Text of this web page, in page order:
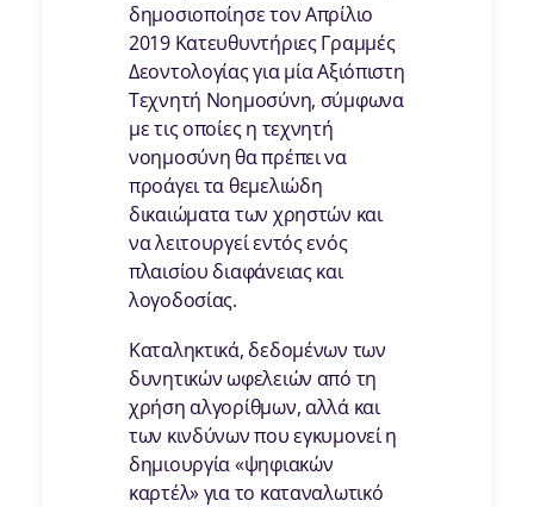
δημοσιοποίησε τον Απρίλιο
2019 Kατευθυντήριες Γραμμές
Δεοντολογίας για μία Αξιόπιστη
Τεχνητή Νοημοσύνη, σύμφωνα
με τις οποίες η τεχνητή
νοημοσύνη θα πρέπει να
προάγει τα θεμελιώδη
δικαιώματα των χρηστών και
να λειτουργεί εντός ενός
πλαισίου διαφάνειας και
λογοδοσίας.
Καταληκτικά, δεδομένων των
δυνητικών ωφελειών από τη
χρήση αλγορίθμων, αλλά και
των κινδύνων που εγκυμονεί η
δημιουργία «ψηφιακών
καρτέλ» για το καταναλωτικό